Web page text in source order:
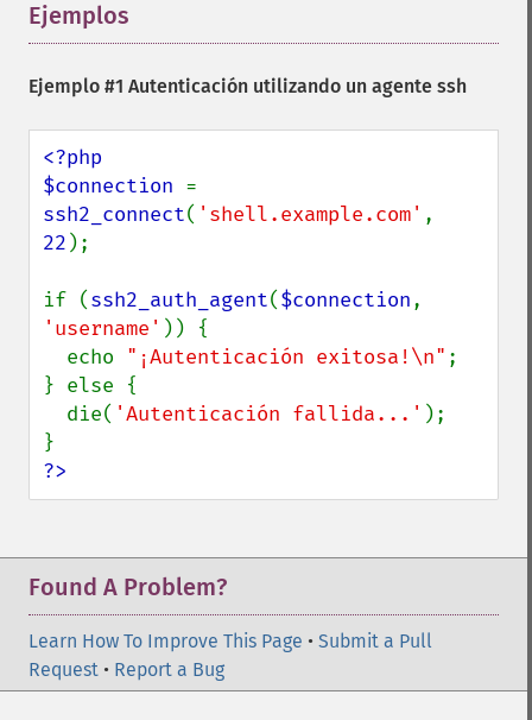
Ejemplos
Ejemplo #1 Autenticación utilizando un agente ssh
<?php
$connection
ssh2_connect( 'shell.example.com'
22 );
if (ssh2_auth_agent($connection
'username' )) {
  echo
"¡Autenticación exitosa!\n" ;
} else {
  die(
'Autenticación fallida...' );
?>
Found A Problem?
Learn How To Improve This Page • Submit a Pull
Request • Report a Bug